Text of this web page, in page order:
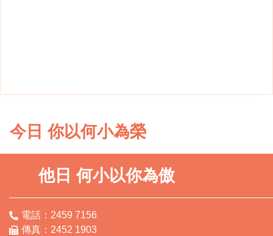
今日 你以何小為榮
他日 何小以你為傲
電話：2459 7156
傳真：2452 1903